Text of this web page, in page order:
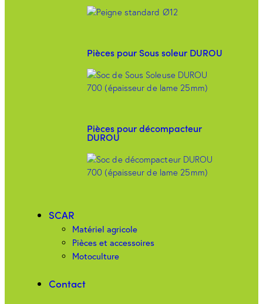
Pièces pour Sous soleur DUROU
Pièces pour décompacteur
DUROU
SCAR
Matériel agricole
Pièces et accessoires
Motoculture
Contact